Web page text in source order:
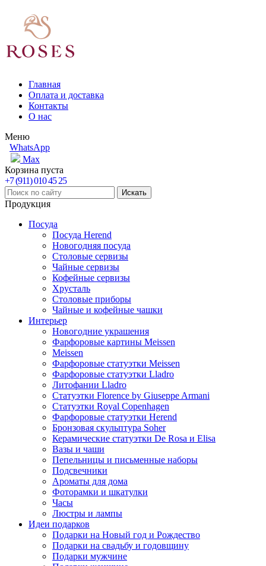
Главная
Оплата и доставка
Контакты
О нас
Меню
WhatsApp
Max
Корзина пуста
+7 (911) 010 45 25
Продукция
Посуда
Посуда Herend
Новогодняя посуда
Столовые сервизы
Чайные сервизы
Кофейные сервизы
Хрусталь
Столовые приборы
Чайные и кофейные чашки
Интерьер
Новогодние украшения
Фарфоровые картины Meissen
Meissen
Фарфоровые статуэтки Meissen
Фарфоровые статуэтки Lladro
Литофании Lladro
Статуэтки Florence by Giuseppe Armani
Статуэтки Royal Copenhagen
Фарфоровые статуэтки Herend
Бронзовая скульптура Soher
Керамические статуэтки De Rosa и Elisa
Вазы и чаши
Пепельницы и письменные наборы
Подсвечники
Ароматы для дома
Фоторамки и шкатулки
Часы
Люстры и лампы
Идеи подарков
Подарки на Новый год и Рождество
Подарки на свадьбу и годовщину
Подарки мужчине